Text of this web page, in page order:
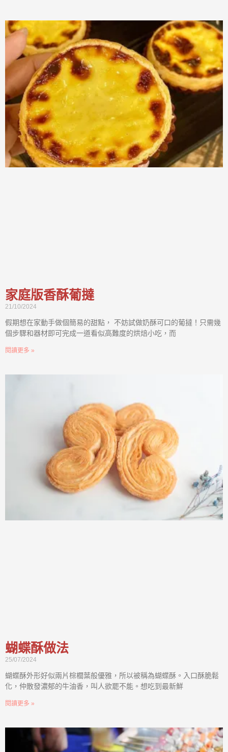
家庭版香酥葡撻
21/10/2024
假期想在家動手做個簡易的甜點， 不妨試做奶酥可口的葡撻！只需幾
個步驟和器材即可完成一道看似高難度的烘焙小吃，而
閱讀更多 »
蝴蝶酥做法
25/07/2024
蝴蝶酥外形好似兩片棕櫚葉般優雅，所以被稱為蝴蝶酥。入口酥脆鬆
化，仲散發濃郁的牛油香，叫人欲罷不能。想吃到最新鮮
閱讀更多 »